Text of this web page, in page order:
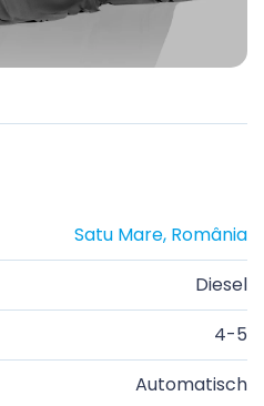
Satu Mare, România
Diesel
4-5
Automatisch